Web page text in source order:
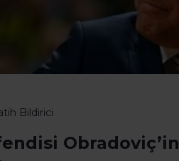
Bildirici